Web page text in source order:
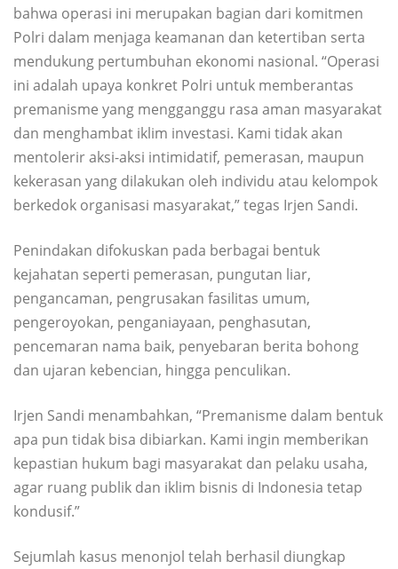
bahwa operasi ini merupakan bagian dari komitmen
Polri dalam menjaga keamanan dan ketertiban serta
mendukung pertumbuhan ekonomi nasional. “Operasi
ini adalah upaya konkret Polri untuk memberantas
premanisme yang mengganggu rasa aman masyarakat
dan menghambat iklim investasi. Kami tidak akan
mentolerir aksi-aksi intimidatif, pemerasan, maupun
kekerasan yang dilakukan oleh individu atau kelompok
berkedok organisasi masyarakat,” tegas Irjen Sandi.
Penindakan difokuskan pada berbagai bentuk
kejahatan seperti pemerasan, pungutan liar,
pengancaman, pengrusakan fasilitas umum,
pengeroyokan, penganiayaan, penghasutan,
pencemaran nama baik, penyebaran berita bohong
dan ujaran kebencian, hingga penculikan.
Irjen Sandi menambahkan, “Premanisme dalam bentuk
apa pun tidak bisa dibiarkan. Kami ingin memberikan
kepastian hukum bagi masyarakat dan pelaku usaha,
agar ruang publik dan iklim bisnis di Indonesia tetap
kondusif.”
Sejumlah kasus menonjol telah berhasil diungkap